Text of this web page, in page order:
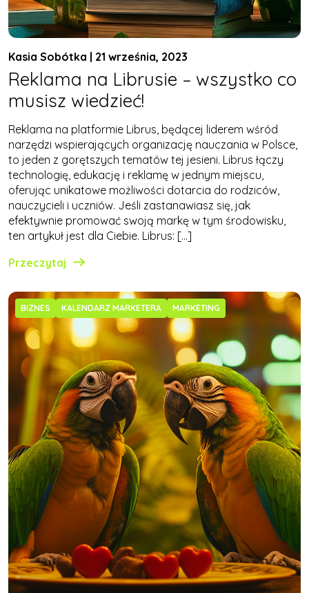
Kasia Sobótka | 21 września, 2023
Reklama na Librusie – wszystko co
musisz wiedzieć!
Reklama na platformie Librus, będącej liderem wśród
narzędzi wspierających organizację nauczania w Polsce,
to jeden z gorętszych tematów tej jesieni. Librus łączy
technologię, edukację i reklamę w jednym miejscu,
oferując unikatowe możliwości dotarcia do rodziców,
nauczycieli i uczniów. Jeśli zastanawiasz się, jak
efektywnie promować swoją markę w tym środowisku,
ten artykuł jest dla Ciebie. Librus: […]
Przeczytaj
BIZNES KALENDARZ MARKETERA MARKETING